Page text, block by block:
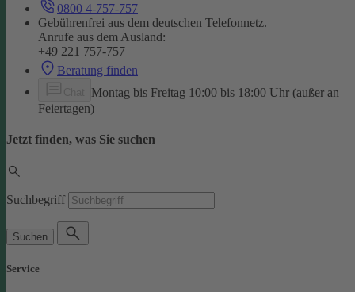
0800 4-757-757
Gebührenfrei aus dem deutschen Telefonnetz.
Anrufe aus dem Ausland:
+49 221 757-757
Beratung finden
Montag bis Freitag 10:00 bis 18:00 Uhr (außer an
Feiertagen)
Jetzt finden, was Sie suchen
Suchbegriff
Suchen
Service